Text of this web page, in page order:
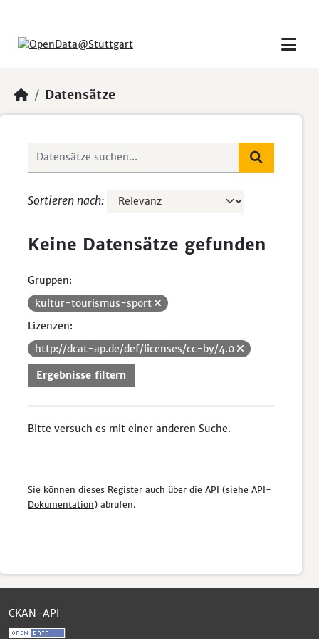
Datensätze
Sortieren nach
Keine Datensätze gefunden
Gruppen:
kultur-tourismus-sport
Lizenzen:
http://dcat-ap.de/def/licenses/cc-by/4.0
Ergebnisse filtern
Bitte versuch es mit einer anderen Suche.
Sie können dieses Register auch über die API (siehe API-
Dokumentation) abrufen.
CKAN-API